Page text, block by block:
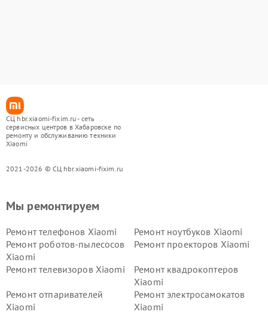
СЦ hbr.xiaomi-fixim.ru - сеть
сервисных центров в Хабаровске по
ремонту и обслуживанию техники
Xiaomi
2021-2026 © СЦ hbr.xiaomi-fixim.ru
Мы ремонтируем
Ремонт телефонов Xiaomi
Ремонт ноутбуков Xiaomi
Ремонт роботов-пылесосов
Xiaomi
Ремонт проекторов Xiaomi
Ремонт телевизоров Xiaomi
Ремонт квадрокоптеров
Xiaomi
Ремонт отпаривателей
Xiaomi
Ремонт электросамокатов
Xiaomi